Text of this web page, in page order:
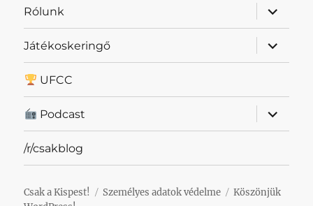
Rólunk
almenü
Játékoskeringő
almenü
UFCC
Podcast
almenü
/r/csakblog
Csak a Kispest! Személyes adatok védelme
Köszönjük